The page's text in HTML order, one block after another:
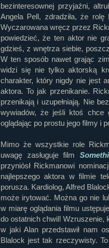
bezinteresownej przyjaźni,
Angela Pell, zdradziła, że
Wyczarowana wręcz przez
powiedzieć, że ten aktor nie
gdzieś, z wnętrza siebie,
W ten sposób nawet grając
widzi się nie tylko aktorską
charakter, który nigdy nie jest
aktora. To jak przenikanie.
przenikają i uzupełniają. Nie
wywiadów, że jeśli ktoś
oglądając po prostu jego filmy i
Mimo że wszystkie role
uwagę zasługuje film
przyniósł Rickmanowi
najlepszego aktora w filmie
porusza. Kardiolog, Alfred
może irytować. Można go nie
w miarę oglądania filmu
do ostatnich chwil! Wzruszenie,
w jaki Alan przedstawił nam
Blalock jest tak rzeczywisty.